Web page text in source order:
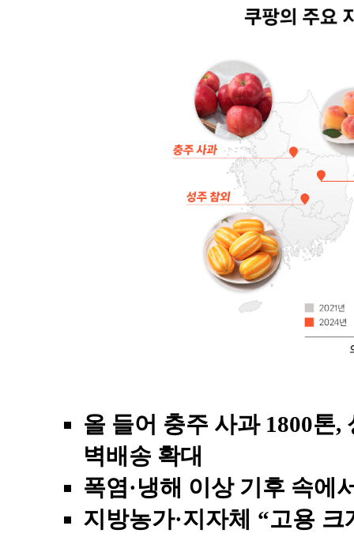
올 들어 충주 사과 1800톤
벽배송 확대
폭염·냉해 이상 기후 속에
지방농가·지자체 “고용